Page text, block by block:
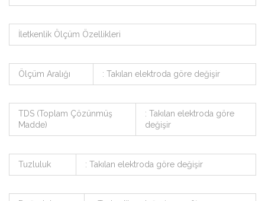
İletkenlik Ölçüm Özellikleri
Ölçüm Aralığı : Takılan elektroda göre değişir
TDS (Toplam Çözünmüş
Madde)
: Takılan elektroda göre
değişir
Tuzluluk : Takılan elektroda göre değişir